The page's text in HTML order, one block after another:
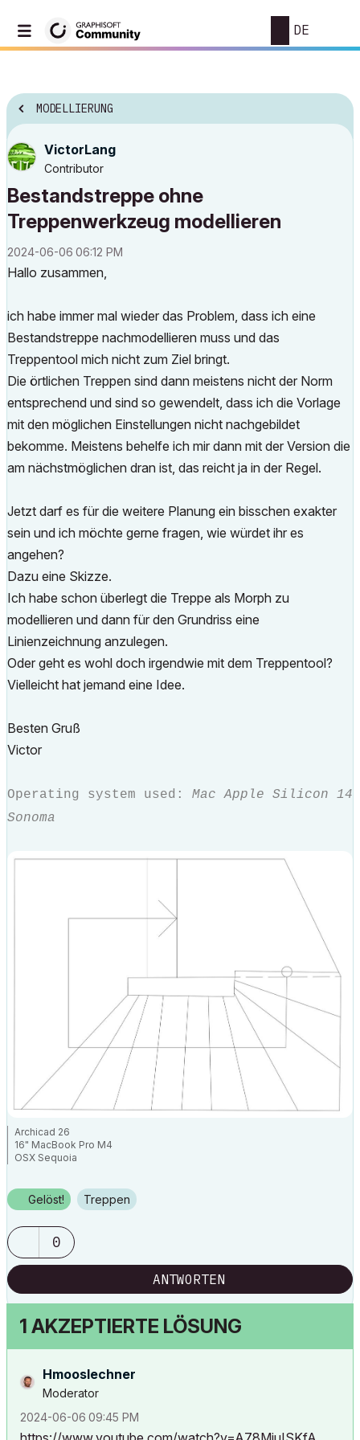
DE
MODELLIERUNG
VictorLang
Contributor
Bestandstreppe ohne
Treppenwerkzeug modellieren
‎2024-06-06 06:12 PM
Hallo zusammen,
ich habe immer mal wieder das Problem, dass ich eine
Bestandstreppe nachmodellieren muss und das
Treppentool mich nicht zum Ziel bringt.
Die örtlichen Treppen sind dann meistens nicht der Norm
entsprechend und sind so gewendelt, dass ich die Vorlage
mit den möglichen Einstellungen nicht nachgebildet
bekomme. Meistens behelfe ich mir dann mit der Version die
am nächstmöglichen dran ist, das reicht ja in der Regel.
Jetzt darf es für die weitere Planung ein bisschen exakter
sein und ich möchte gerne fragen, wie würdet ihr es
angehen?
Dazu eine Skizze.
Ich habe schon überlegt die Treppe als Morph zu
modellieren und dann für den Grundriss eine
Linienzeichnung anzulegen.
Oder geht es wohl doch irgendwie mit dem Treppentool?
Vielleicht hat jemand eine Idee.
Besten Gruß
Victor
Operating system used: Mac Apple Silicon 14
Sonoma
Archicad 26
16" MacBook Pro M4
OSX Sequoia
Gelöst! Treppen
0
ANTWORTEN
1 AKZEPTIERTE LÖSUNG
Hmooslechner
Moderator
‎2024-06-06 09:45 PM